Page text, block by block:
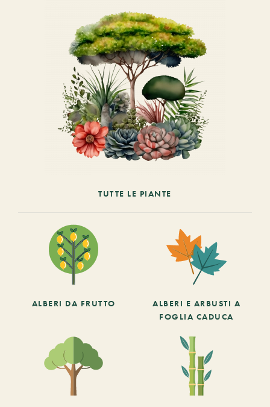
TUTTE LE PIANTE
ALBERI DA FRUTTO
ALBERI E ARBUSTI A
FOGLIA CADUCA